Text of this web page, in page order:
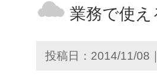
業務で使
投稿日：2014/11/08